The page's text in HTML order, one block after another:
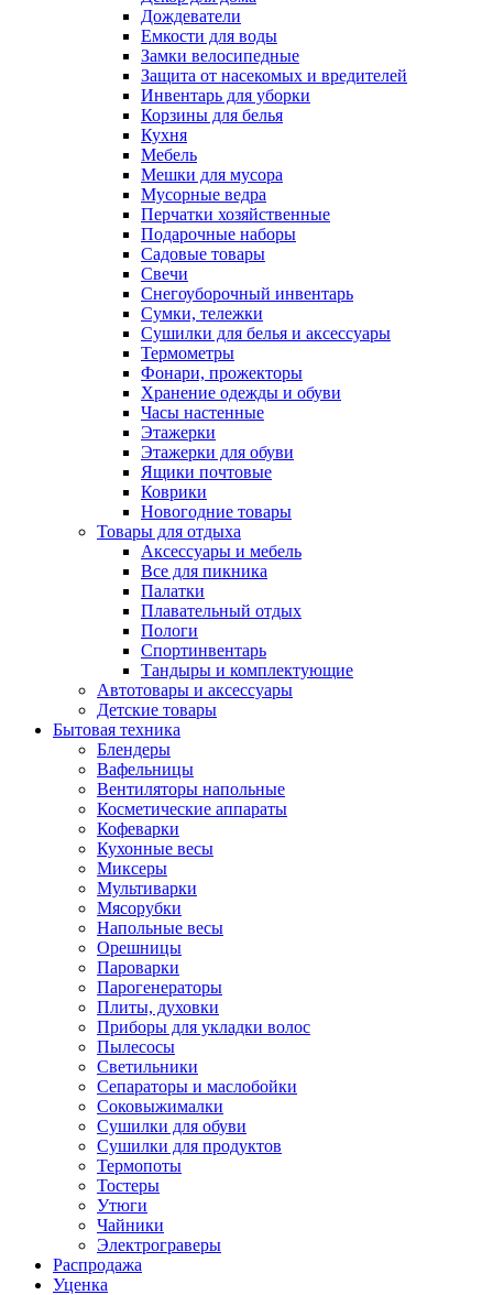
Дождеватели
Емкости для воды
Замки велосипедные
Защита от насекомых и вредителей
Инвентарь для уборки
Корзины для белья
Кухня
Мебель
Мешки для мусора
Мусорные ведра
Перчатки хозяйственные
Подарочные наборы
Садовые товары
Свечи
Снегоуборочный инвентарь
Сумки, тележки
Сушилки для белья и аксессуары
Термометры
Фонари, прожекторы
Хранение одежды и обуви
Часы настенные
Этажерки
Этажерки для обуви
Ящики почтовые
Коврики
Новогодние товары
Товары для отдыха
Аксессуары и мебель
Все для пикника
Палатки
Плавательный отдых
Пологи
Спортинвентарь
Тандыры и комплектующие
Автотовары и аксессуары
Детские товары
Бытовая техника
Блендеры
Вафельницы
Вентиляторы напольные
Косметические аппараты
Кофеварки
Кухонные весы
Миксеры
Мультиварки
Мясорубки
Напольные весы
Орешницы
Пароварки
Парогенераторы
Плиты, духовки
Приборы для укладки волос
Пылесосы
Светильники
Сепараторы и маслобойки
Соковыжималки
Сушилки для обуви
Сушилки для продуктов
Термопоты
Тостеры
Утюги
Чайники
Электрограверы
Распродажа
Уценка